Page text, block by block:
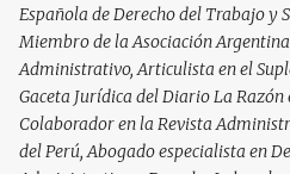
Española de Derecho del Trabajo y
Miembro de la Asociación
Administrativo, Articulista en el
Gaceta Jurídica del Diario La Razón
Colaborador en la Revista
del Perú, Abogado especialista en